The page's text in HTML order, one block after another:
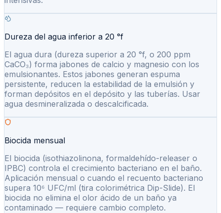
Dureza del agua inferior a 20 °f
El agua dura (dureza superior a 20 °f, o 200 ppm
CaCO₃) forma jabones de calcio y magnesio con los
emulsionantes. Estos jabones generan espuma
persistente, reducen la estabilidad de la emulsión y
forman depósitos en el depósito y las tuberías. Usar
agua desmineralizada o descalcificada.
Biocida mensual
El biocida (isothiazolinona, formaldehído-releaser o
IPBC) controla el crecimiento bacteriano en el baño.
Aplicación mensual o cuando el recuento bacteriano
supera 10⁶ UFC/ml (tira colorimétrica Dip-Slide). El
biocida no elimina el olor ácido de un baño ya
contaminado — requiere cambio completo.